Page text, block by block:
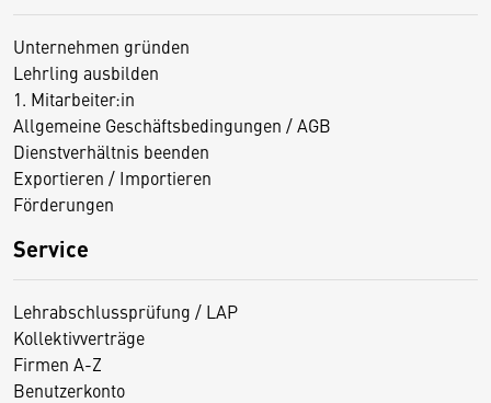
Unternehmen gründen
Lehrling ausbilden
1. Mitarbeiter:in
Allgemeine Geschäftsbedingungen / AGB
Dienstverhältnis beenden
Exportieren / Importieren
Förderungen
Service
Lehrabschlussprüfung / LAP
Kollektivverträge
Firmen A-Z
Benutzerkonto